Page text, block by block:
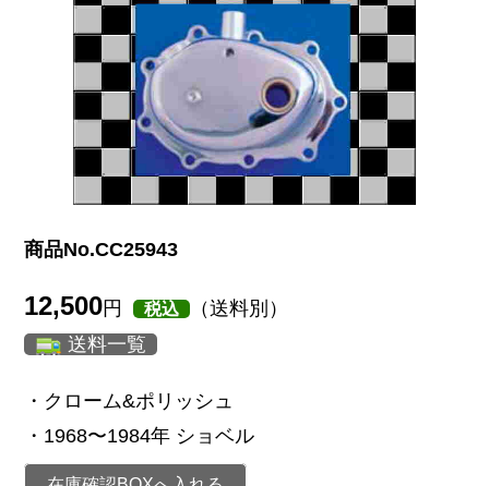
商品No.CC25943
12,500円 税込
（送料別）
送料一覧
・クローム&ポリッシュ
・1968〜1984年 ショベル